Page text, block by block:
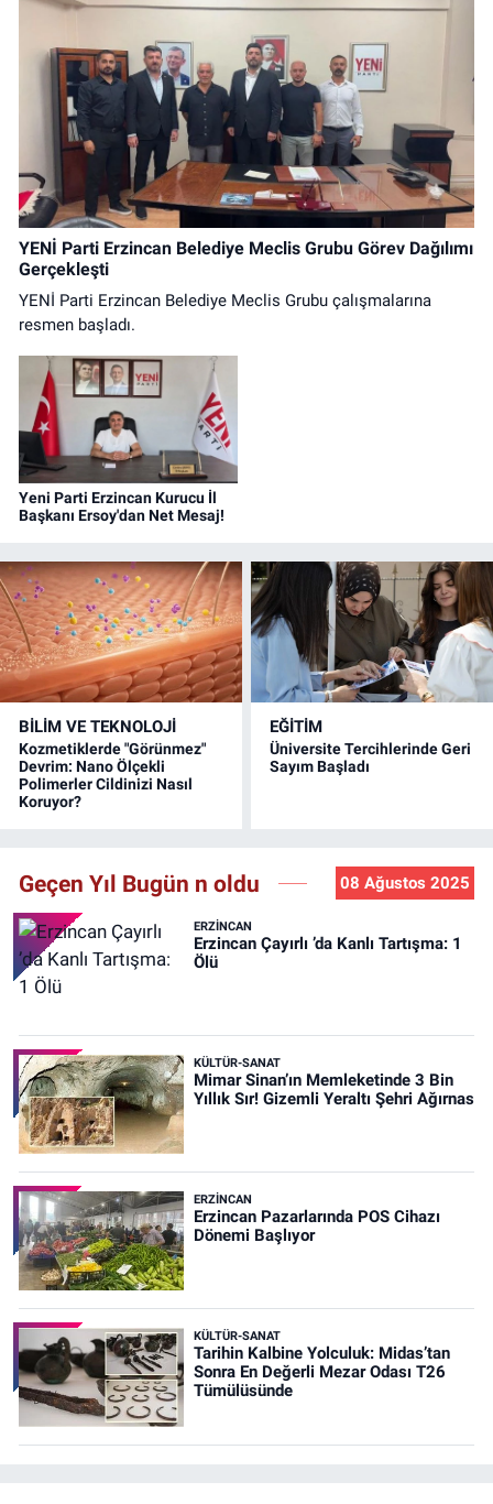
YENİ Parti Erzincan Belediye Meclis Grubu Görev Dağılımı
Gerçekleşti
YENİ Parti Erzincan Belediye Meclis Grubu çalışmalarına
resmen başladı.
Yeni Parti Erzincan Kurucu İl
Başkanı Ersoy'dan Net Mesaj!
BİLİM VE TEKNOLOJİ
Kozmetiklerde "Görünmez"
Devrim: Nano Ölçekli
Polimerler Cildinizi Nasıl
Koruyor?
EĞİTİM
Üniversite Tercihlerinde Geri
Sayım Başladı
Geçen Yıl Bugün n oldu 08 Ağustos 2025
ERZINCAN
Erzincan Çayırlı ’da Kanlı Tartışma: 1
Ölü
KÜLTÜR-SANAT
Mimar Sinan’ın Memleketinde 3 Bin
Yıllık Sır! Gizemli Yeraltı Şehri Ağırnas
ERZINCAN
Erzincan Pazarlarında POS Cihazı
Dönemi Başlıyor
KÜLTÜR-SANAT
Tarihin Kalbine Yolculuk: Midas’tan
Sonra En Değerli Mezar Odası T26
Tümülüsünde